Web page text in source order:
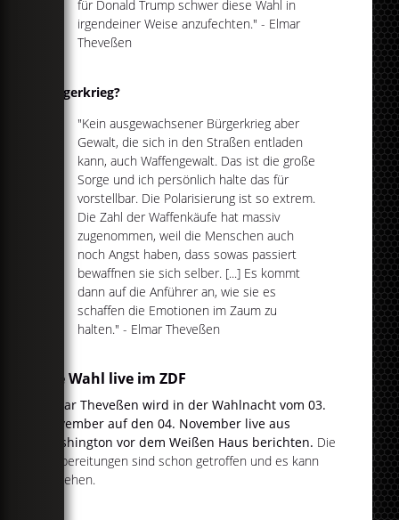
für Donald Trump schwer diese Wahl in
irgendeiner Weise anzufechten." - Elmar
Theveßen
Bürgerkrieg?
"Kein ausgewachsener Bürgerkrieg aber
Gewalt, die sich in den Straßen entladen
kann, auch Waffengewalt. Das ist die große
Sorge und ich persönlich halte das für
vorstellbar. Die Polarisierung ist so extrem.
Die Zahl der Waffenkäufe hat massiv
zugenommen, weil die Menschen auch
noch Angst haben, dass sowas passiert
bewaffnen sie sich selber. [...] Es kommt
dann auf die Anführer an, wie sie es
schaffen die Emotionen im Zaum zu
halten." - Elmar Theveßen
Die Wahl live im ZDF
Elmar Theveßen wird in der Wahlnacht vom 03.
November auf den 04. November live aus
Washington vor dem Weißen Haus berichten. Die
Vorbereitungen sind schon getroffen und es kann
losgehen.